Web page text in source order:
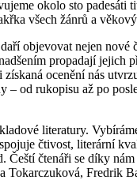
okolo sto padesáti
všech žánrů a
objevovat nejen nové
propadají jejich
získaná ocenění nás
– od rukopisu až po
literatury.
čtivost, literární
Čeští čtenáři se díky
Tokarczuková, Fredrik